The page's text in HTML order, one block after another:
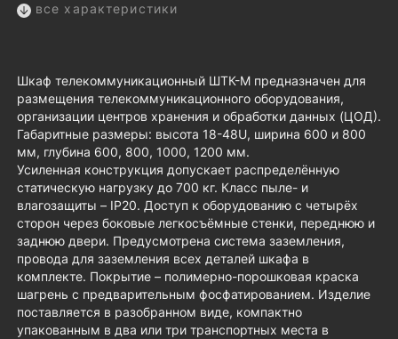
все характеристики
Шкаф телекоммуникационный ШТК-М предназначен для
размещения телекоммуникационного оборудования,
организации центров хранения и обработки данных (ЦОД).
Габаритные размеры: высота 18-48U, ширина 600 и 800
мм, глубина 600, 800, 1000, 1200 мм.
Усиленная конструкция допускает распределённую
статическую нагрузку до 700 кг. Класс пыле- и
влагозащиты – IP20. Доступ к оборудованию с четырёх
сторон через боковые легкосъёмные стенки, переднюю и
заднюю двери. Предусмотрена система заземления,
провода для заземления всех деталей шкафа в
комплекте. Покрытие – полимерно-порошковая краска
шагрень с предварительным фосфатированием. Изделие
поставляется в разобранном виде, компактно
упакованным в два или три транспортных места в